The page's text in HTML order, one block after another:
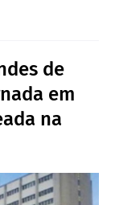
de
em
na